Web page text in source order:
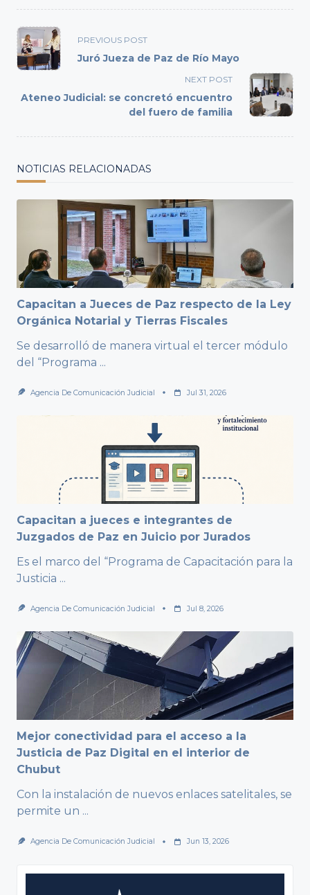
<span
class="nav-
subtitle
reader-
PREVIOUS POST
Juró Jueza de Paz de Río Mayo
NEXT POST
Ateneo Judicial: se concretó encuentro
del fuero de familia
NOTICIAS RELACIONADAS
Capacitan a Jueces de Paz respecto de la Ley
Orgánica Notarial y Tierras Fiscales
Se desarrolló de manera virtual el tercer módulo
del “Programa ...
Agencia De Comunicación Judicial Jul 31, 2026
Capacitan a jueces e integrantes de
Juzgados de Paz en Juicio por Jurados
Es el marco del “Programa de Capacitación para la
Justicia ...
Agencia De Comunicación Judicial Jul 8, 2026
Mejor conectividad para el acceso a la
Justicia de Paz Digital en el interior de
Chubut
Con la instalación de nuevos enlaces satelitales, se
permite un ...
Agencia De Comunicación Judicial Jun 13, 2026